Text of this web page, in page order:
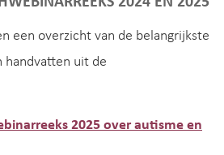
een overzicht van de belangrijkste
handvatten uit de
2025 over autisme en